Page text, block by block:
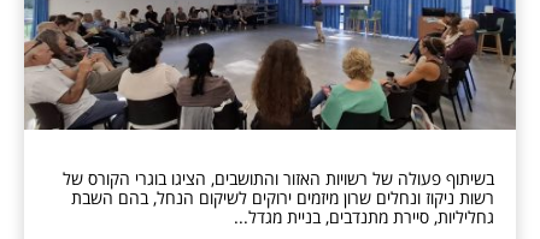
בשיתוף פעולה של רשויות האזור והתושבים, הציגו בוגרי הקורס של
רשות ניקוז ונחלים שרון מיזמים ירוקים לשיקום הנחל, בהם השבת
גחליליות, סיירת מתנדבים, בניית מגדל...